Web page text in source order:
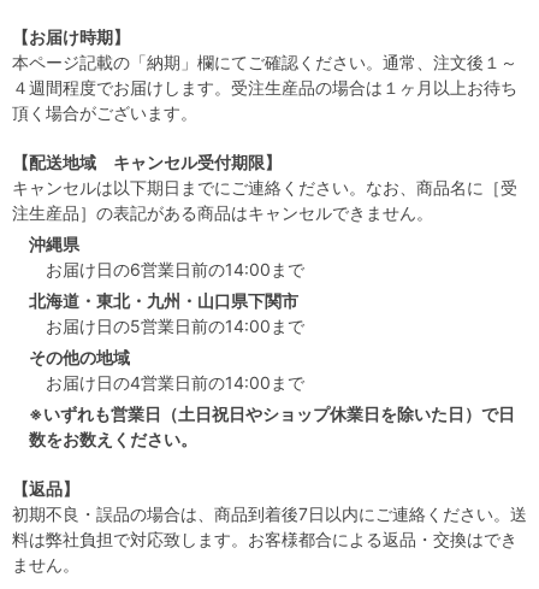
【お届け時期】
本ページ記載の「納期」欄にてご確認ください。通常、注文後１～
４週間程度でお届けします。受注生産品の場合は１ヶ月以上お待ち
頂く場合がございます。
【配送地域 キャンセル受付期限】
キャンセルは以下期日までにご連絡ください。なお、商品名に［受
注生産品］の表記がある商品はキャンセルできません。
沖縄県
お届け日の6営業日前の14:00まで
北海道・東北・九州・山口県下関市
お届け日の5営業日前の14:00まで
その他の地域
お届け日の4営業日前の14:00まで
※いずれも営業日（土日祝日やショップ休業日を除いた日）で日
数をお数えください。
【返品】
初期不良・誤品の場合は、商品到着後7日以内にご連絡ください。送
料は弊社負担で対応致します。お客様都合による返品・交換はでき
ません。